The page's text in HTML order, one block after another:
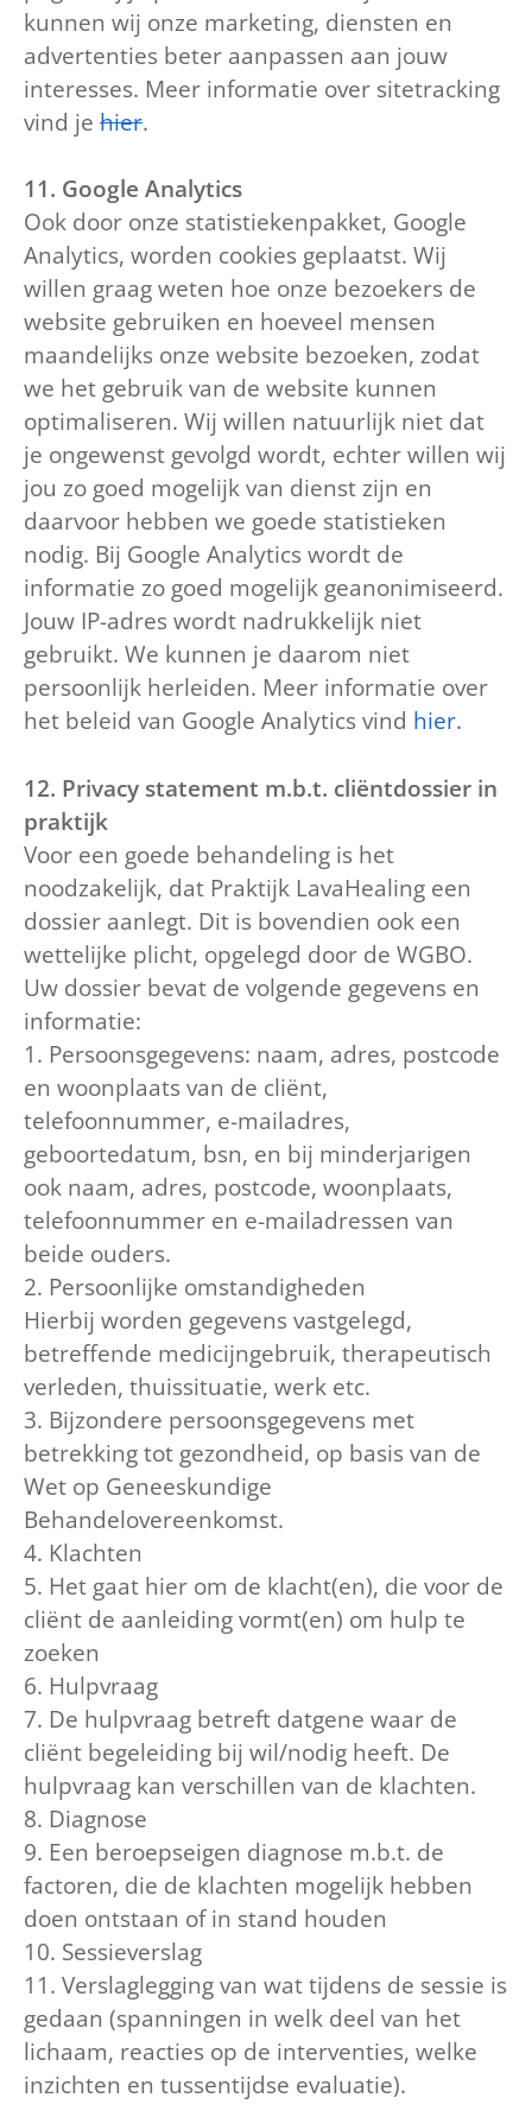
kunnen wij onze marketing, diensten en
advertenties beter aanpassen aan jouw
interesses. Meer informatie over sitetracking
vind je hier.
11. Google Analytics
Ook door onze statistiekenpakket, Google
Analytics, worden cookies geplaatst. Wij
willen graag weten hoe onze bezoekers de
website gebruiken en hoeveel mensen
maandelijks onze website bezoeken, zodat
we het gebruik van de website kunnen
optimaliseren. Wij willen natuurlijk niet dat
je ongewenst gevolgd wordt, echter willen wij
jou zo goed mogelijk van dienst zijn en
daarvoor hebben we goede statistieken
nodig. Bij Google Analytics wordt de
informatie zo goed mogelijk geanonimiseerd.
Jouw IP-adres wordt nadrukkelijk niet
gebruikt. We kunnen je daarom niet
persoonlijk herleiden. Meer informatie over
het beleid van Google Analytics vind hier.
12. Privacy statement m.b.t. cliëntdossier in
praktijk
Voor een goede behandeling is het
noodzakelijk, dat Praktijk LavaHealing een
dossier aanlegt. Dit is bovendien ook een
wettelijke plicht, opgelegd door de WGBO.
Uw dossier bevat de volgende gegevens en
informatie:
1. Persoonsgegevens: naam, adres, postcode
en woonplaats van de cliënt,
telefoonnummer, e-mailadres,
geboortedatum, bsn, en bij minderjarigen
ook naam, adres, postcode, woonplaats,
telefoonnummer en e-mailadressen van
beide ouders.
2. Persoonlijke omstandigheden
Hierbij worden gegevens vastgelegd,
betreffende medicijngebruik, therapeutisch
verleden, thuissituatie, werk etc.
3. Bijzondere persoonsgegevens met
betrekking tot gezondheid, op basis van de
Wet op Geneeskundige
Behandelovereenkomst.
4. Klachten
5. Het gaat hier om de klacht(en), die voor de
cliënt de aanleiding vormt(en) om hulp te
zoeken
6. Hulpvraag
7. De hulpvraag betreft datgene waar de
cliënt begeleiding bij wil/nodig heeft. De
hulpvraag kan verschillen van de klachten.
8. Diagnose
9. Een beroepseigen diagnose m.b.t. de
factoren, die de klachten mogelijk hebben
doen ontstaan of in stand houden
10. Sessieverslag
11. Verslaglegging van wat tijdens de sessie is
gedaan (spanningen in welk deel van het
lichaam, reacties op de interventies, welke
inzichten en tussentijdse evaluatie).